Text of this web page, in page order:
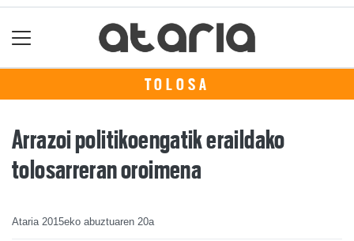
TOLOSA
Arrazoi politikoengatik eraildako
tolosarreran oroimena
Ataria 2015eko abuztuaren 20a